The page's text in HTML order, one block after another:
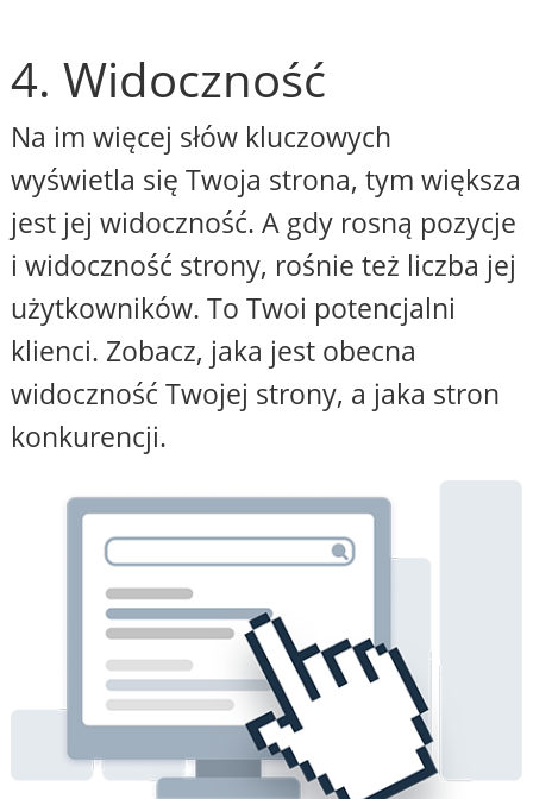
4. Widoczność
Na im więcej słów kluczowych
wyświetla się Twoja strona, tym większa
jest jej widoczność. A gdy rosną pozycje
i widoczność strony, rośnie też liczba jej
użytkowników. To Twoi potencjalni
klienci. Zobacz, jaka jest obecna
widoczność Twojej strony, a jaka stron
konkurencji.